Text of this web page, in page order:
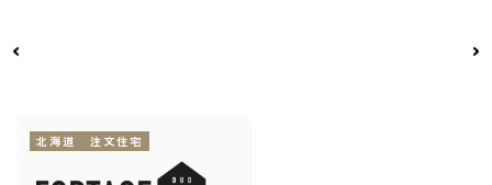
北海道 注文住宅